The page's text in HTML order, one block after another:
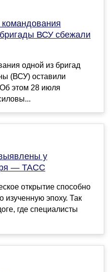
ВСУ сбежали
одной из бригад
(ВСУ) оставили
этом 28 июля
у
— ТАСС
открытие способно
изученную эпоху. Так
где специалисты